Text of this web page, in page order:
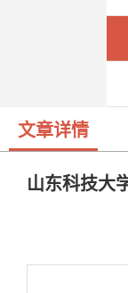
文章详情
山东科技大